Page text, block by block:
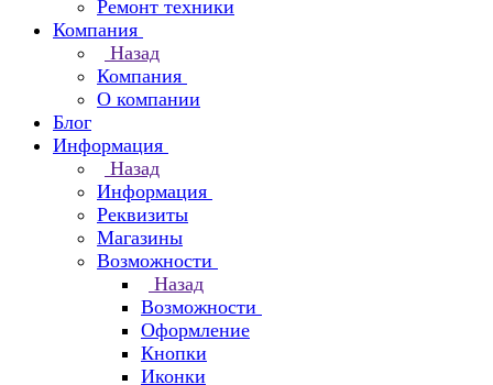
Ремонт техники
Компания
Назад
Компания
О компании
Блог
Информация
Назад
Информация
Реквизиты
Магазины
Возможности
Назад
Возможности
Оформление
Кнопки
Иконки